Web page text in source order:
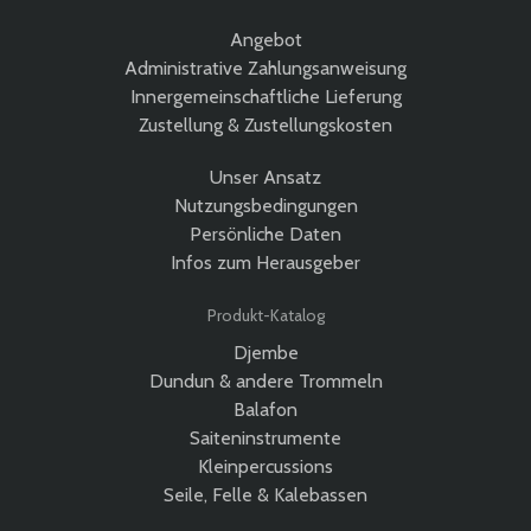
Angebot
Administrative Zahlungsanweisung
Innergemeinschaftliche Lieferung
Zustellung & Zustellungskosten
Unser Ansatz
Nutzungsbedingungen
Persönliche Daten
Infos zum Herausgeber
Produkt-Katalog
Djembe
Dundun & andere Trommeln
Balafon
Saiteninstrumente
Kleinpercussions
Seile, Felle & Kalebassen